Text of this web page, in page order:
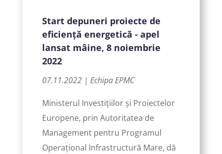
Start depuneri proiecte de
eficiență energetică - apel
lansat mâine, 8 noiembrie
2022
07.11.2022 | Echipa EPMC
Ministerul Investițiilor și Proiectelor
Europene, prin Autoritatea de
Management pentru Programul
Operațional Infrastructură Mare, dă